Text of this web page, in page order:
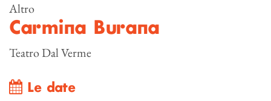
Altro
Carmina Burana
Teatro Dal Verme
Le date